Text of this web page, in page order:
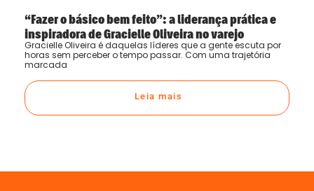
“Fazer o básico bem feito”: a liderança prática e
inspiradora de Gracielle Oliveira no varejo
Gracielle Oliveira é daquelas líderes que a gente escuta por
horas sem perceber o tempo passar. Com uma trajetória
marcada
Leia mais